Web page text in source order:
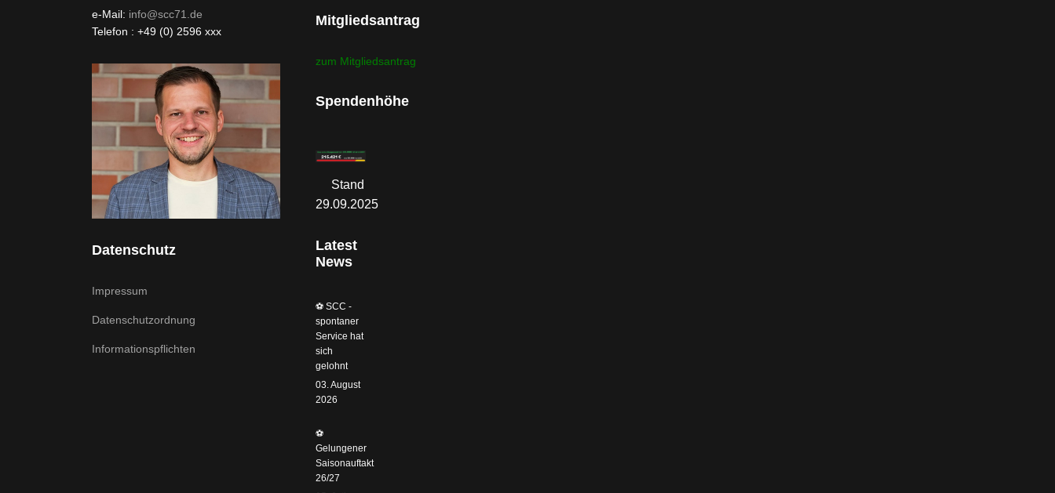
e-Mail: info@scc71.de
Telefon : +49 (0) 2596 xxx
Datenschutz
Impressum
Datenschutzordnung
Informationspflichten
Mitgliedsantrag
zum Mitgliedsantrag
Spendenhöhe
Stand
29.09.2025
Latest
News
⚽️ SCC -
spontaner
Service hat
sich
gelohnt
03. August
2026
⚽️
Gelungener
Saisonauftakt
26/27